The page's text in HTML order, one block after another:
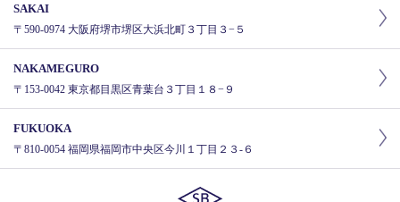
SAKAI
〒590-0974 大阪府堺市堺区大浜北町３丁目３−５
NAKAMEGURO
〒153-0042 東京都目黒区青葉台３丁目１８−９
FUKUOKA
〒810-0054 福岡県福岡市中央区今川１丁目２３-６